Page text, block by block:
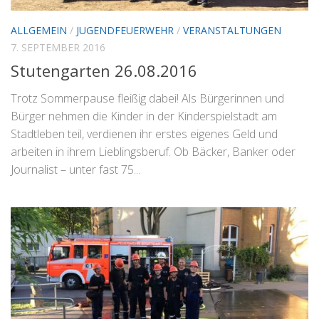
ALLGEMEIN / JUGENDFEUERWEHR / VERANSTALTUNGEN
7. SEPTEMBER 2016
Stutengarten 26.08.2016
Trotz Sommerpause fleißig dabei! Als Bürgerinnen und
Bürger nehmen die Kinder in der Kinderspielstadt am
Stadtleben teil, verdienen ihr erstes eigenes Geld und
arbeiten in ihrem Lieblingsberuf. Ob Bäcker, Banker oder
Journalist – unter fast 75...